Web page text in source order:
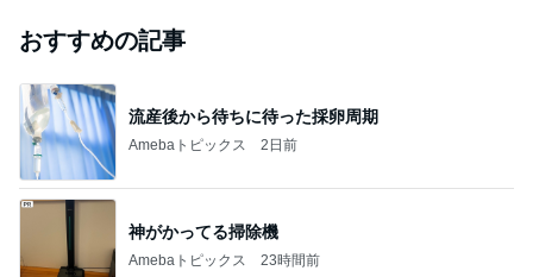
おすすめの記事
流産後から待ちに待った採卵周期
Amebaトピックス 2日前
神がかってる掃除機
Amebaトピックス 23時間前